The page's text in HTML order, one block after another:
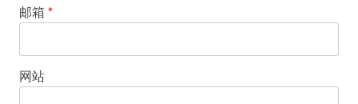
邮箱 *
网站